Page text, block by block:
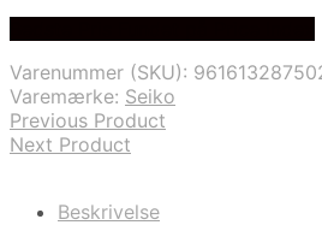
Varenummer (SKU):
Varemærke: Seiko
Previous Product
Next Product
Beskrivelse